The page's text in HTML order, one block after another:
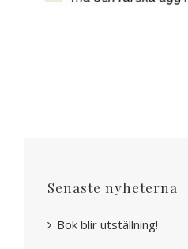
Senaste nyheterna
Bok blir utställning!